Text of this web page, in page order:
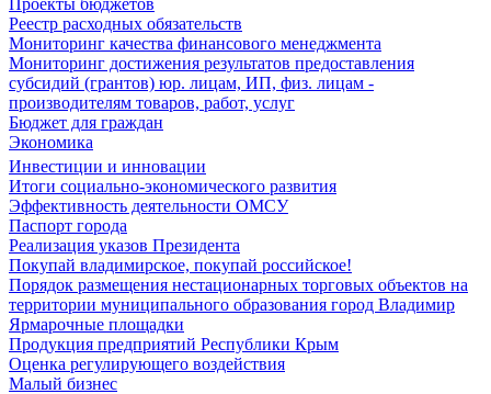
Проекты бюджетов
Реестр расходных обязательств
Мониторинг качества финансового менеджмента
Мониторинг достижения результатов предоставления
субсидий (грантов) юр. лицам, ИП, физ. лицам -
производителям товаров, работ, услуг
Бюджет для граждан
Экономика
Инвестиции и инновации
Итоги социально-экономического развития
Эффективность деятельности ОМСУ
Паспорт города
Реализация указов Президента
Покупай владимирское, покупай российское!
Порядок размещения нестационарных торговых объектов на
территории муниципального образования город Владимир
Ярмарочные площадки
Продукция предприятий Республики Крым
Оценка регулирующего воздействия
Малый бизнес